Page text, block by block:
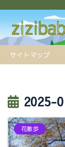
サイトマップ
2025-
花散歩